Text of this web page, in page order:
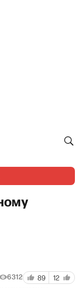
6312 89 12